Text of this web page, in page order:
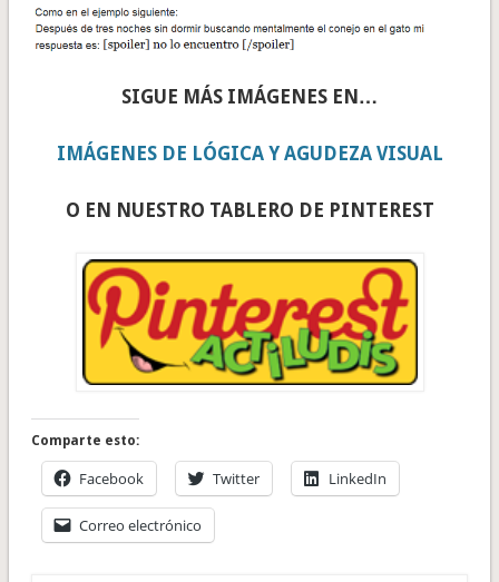
SIGUE MÁS IMÁGENES EN…
IMÁGENES DE LÓGICA Y AGUDEZA VISUAL
O EN NUESTRO TABLERO DE PINTEREST
Comparte esto:
Facebook Twitter LinkedIn
Correo electrónico